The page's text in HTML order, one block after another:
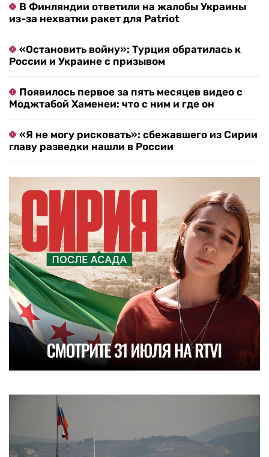
В Финляндии ответили на жалобы Украины
из-за нехватки ракет для Patriot
«Остановить войну»: Турция обратилась к
России и Украине с призывом
Появилось первое за пять месяцев видео с
Моджтабой Хаменеи: что с ним и где он
«Я не могу рисковать»: сбежавшего из Сирии
главу разведки нашли в России